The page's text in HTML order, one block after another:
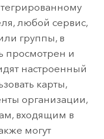
любой сервис,
группы, в
просмотрен и
настроенный
карты,
организации,
входящим в
могут